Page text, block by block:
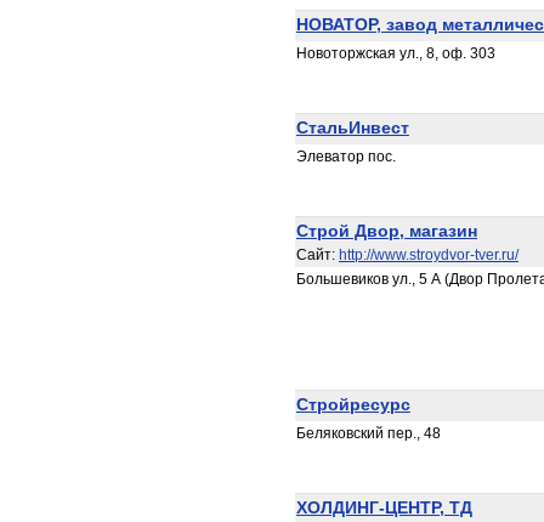
НОВАТОР, завод
Новоторжская ул., 8, оф. 303
СтальИнвест
Элеватор пос.
Строй Двор, магазин
Сайт: http://www.stroydvor-tver.ru/
Большевиков ул., 5 А (Двор
Стройресурс
Беляковский пер., 48
ХОЛДИНГ-ЦЕНТР, ТД